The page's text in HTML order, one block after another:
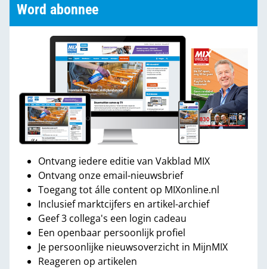
Word abonnee
Ontvang iedere editie van Vakblad MIX
Ontvang onze email-nieuwsbrief
Toegang tot álle content op MIXonline.nl
Inclusief marktcijfers en artikel-archief
Geef 3 collega's een login cadeau
Een openbaar persoonlijk profiel
Je persoonlijke nieuwsoverzicht in MijnMIX
Reageren op artikelen